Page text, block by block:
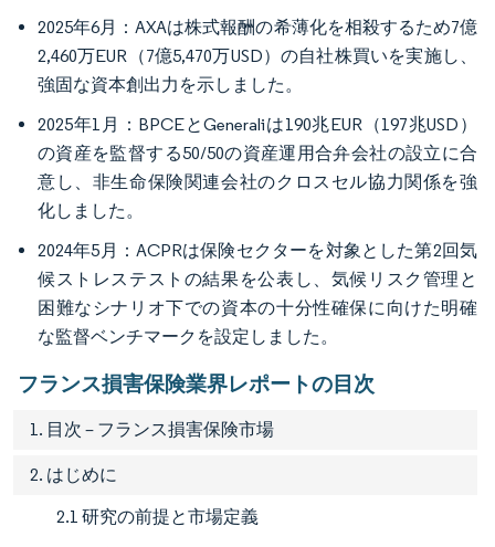
2025年6月：AXAは株式報酬の希薄化を相殺するため7億
2,460万EUR（7億5,470万USD）の自社株買いを実施し、
強固な資本創出力を示しました。
2025年1月：BPCEとGeneraliは190兆EUR（197兆USD）
の資産を監督する50/50の資産運用合弁会社の設立に合
意し、非生命保険関連会社のクロスセル協力関係を強
化しました。
2024年5月：ACPRは保険セクターを対象とした第2回気
候ストレステストの結果を公表し、気候リスク管理と
困難なシナリオ下での資本の十分性確保に向けた明確
な監督ベンチマークを設定しました。
フランス損害保険業界レポートの目次
1. 目次 – フランス損害保険市場
2. はじめに
2.1 研究の前提と市場定義